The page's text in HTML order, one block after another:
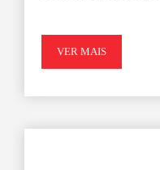
VER MAIS